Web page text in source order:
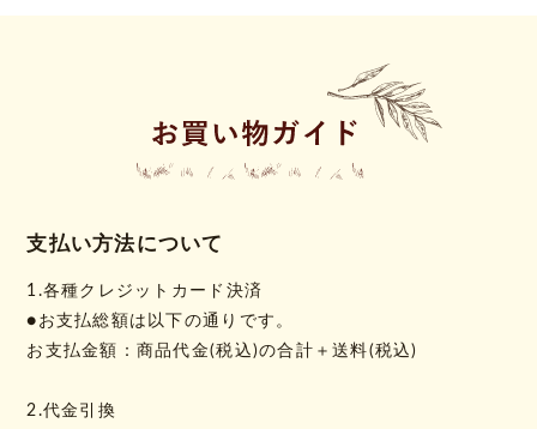
支払い方法について
1.各種クレジットカード決済
●お支払総額は以下の通りです。
お支払金額：商品代金(税込)の合計＋送料(税込)
2.代金引換